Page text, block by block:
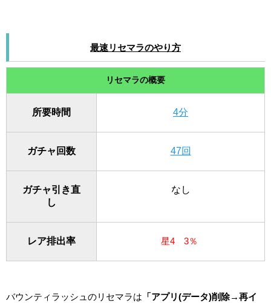
最速リセマラのやり方
リセマラの概要
所要時間 4分
ガチャ回数 47回
ガチャ引き直
し
なし
レア排出率 星4 3％
バウンティラッシュのリセマラは 「アプリ(データ)削除→再イ